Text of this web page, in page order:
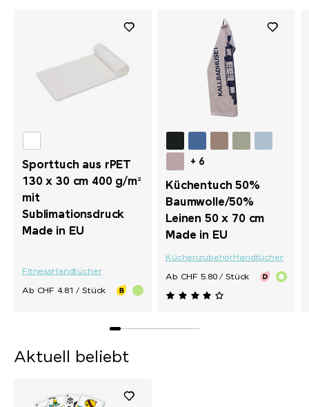
Sporttuch aus rPET
130 x 30 cm 400 g/m²
mit
Sublimationsdruck
Made in EU
FitnessHandtücher
Ab CHF 4.81 / Stück
+ 6
Küchentuch 50%
Baumwolle/50%
Leinen 50 x 70 cm
Made in EU
KüchenzubehörHandtücher
Ab CHF 5.80 / Stück
Aktuell beliebt